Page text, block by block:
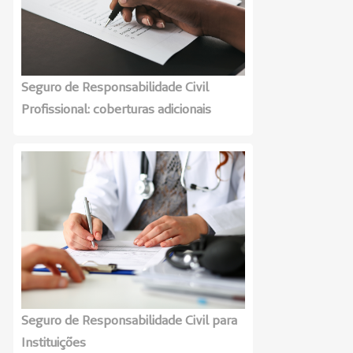
Seguro de Responsabilidade Civil
Profissional: coberturas adicionais
Seguro de Responsabilidade Civil para
Instituições